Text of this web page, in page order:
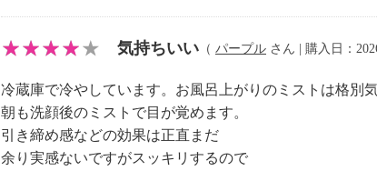
気持ちいい （ パープル さん | 購入日：
冷蔵庫で冷やしています。お風呂上がりのミストは格別
朝も洗顔後のミストで目が覚めます。
引き締め感などの効果は正直まだ
余り実感ないですがスッキリするので